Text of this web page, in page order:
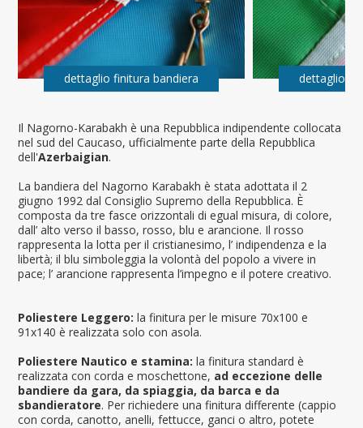
Il Nagorno-Karabakh è una Repubblica indipendente collocata
nel sud del Caucaso, ufficialmente parte della Repubblica
dell'Azerbaigian.
La bandiera del Nagorno Karabakh è stata adottata il 2
giugno 1992 dal Consiglio Supremo della Repubblica. È
composta da tre fasce orizzontali di egual misura, di colore,
dall’ alto verso il basso, rosso, blu e arancione. Il rosso
rappresenta la lotta per il cristianesimo, l’ indipendenza e la
libertà; il blu simboleggia la volontà del popolo a vivere in
pace; l’ arancione rappresenta l’impegno e il potere creativo.
Poliestere Leggero: la finitura per le misure 70x100 e
91x140 è realizzata solo con asola.
Poliestere Nautico e stamina: la finitura standard è
realizzata con corda e moschettone, ad eccezione delle
bandiere da gara, da spiaggia, da barca e da
sbandieratore. Per richiedere una finitura differente (cappio
con corda, canotto, anelli, fettucce, ganci o altro, potete
dettaglio finitura bandiera dettaglio